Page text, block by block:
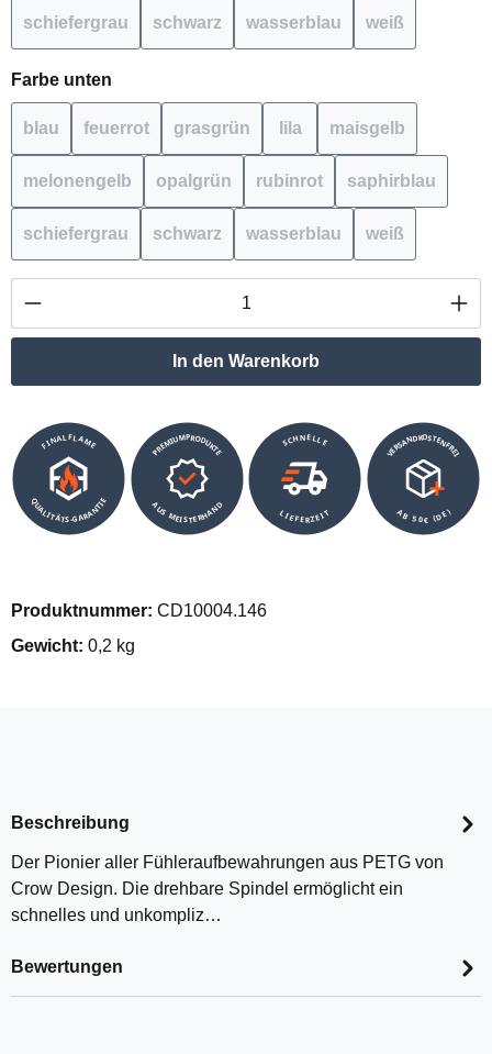
schiefergrau
(Diese Option ist zurzeit nicht verfügbar.)
schwarz wasserblau weiß
Farbe unten
blau
(Diese Option ist zurzeit nicht verfügbar.)
feuerrot
(Diese Option ist zurzeit nicht verfügbar.)
grasgrün
(Diese Option ist zurzeit nicht
lila
(Diese Option ist zurzeit
maisgelb
(Diese Option
melonengelb
(Diese Option ist zurzeit nicht verfügbar.)
opalgrün
(Diese Option ist zurzeit nicht
rubinrot
(Diese Option ist zurzeit
saphirblau
schiefergrau
(Diese Option ist zurzeit nicht verfügbar.)
schwarz wasserblau weiß
Produkt Anzahl: Gib den gewünschten
In den Warenkorb
FINALFLAME
QUALITÄTS-GARANTIE
PREMIUMPRODUKTE
AUS MEISTERHAND
SCHNELLE
LIEFERZEIT
VERSANDKOSTENFREI
AB 50€ (DE)
Produktnummer: CD10004.146
Gewicht: 0,2 kg
Beschreibung
Der Pionier aller Fühleraufbewahrungen aus PETG von
Crow Design. Die drehbare Spindel ermöglicht ein
schnelles und unkompliz…
Bewertungen